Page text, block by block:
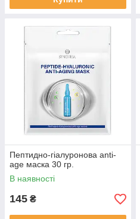
Пептидно-гіалуронова anti-
age маска 30 гр.
В наявності
145 ₴